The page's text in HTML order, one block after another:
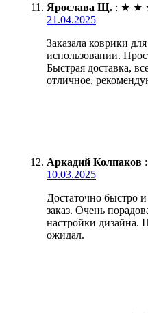
Ярослава Щ. : ★ ★
21.04.2025
Заказала коврики
использовании.
Быстрая доставка,
отличное,
Аркадий Колпаков :
10.03.2025
Достаточно быстро
заказ. Очень
настройки дизайна.
ожидал.